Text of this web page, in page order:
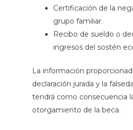
⁠Certificación de la
grupo familiar.
⁠Recibo de sueldo o
ingresos del sostén
La información
declaración jurada y la
tendrá como consecuencia
otorgamiento de la beca.